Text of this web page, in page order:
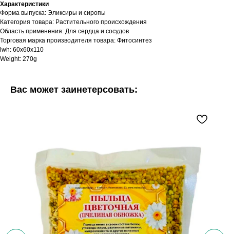
Характеристики
Форма выпуска: Эликсиры и сиропы
Категория товара: Растительного происхождения
Область применения: Для сердца и сосудов
Торговая марка производителя товара: Фитосинтез
lwh: 60x60x110
Weight: 270g
Вас может заинетерсовать: